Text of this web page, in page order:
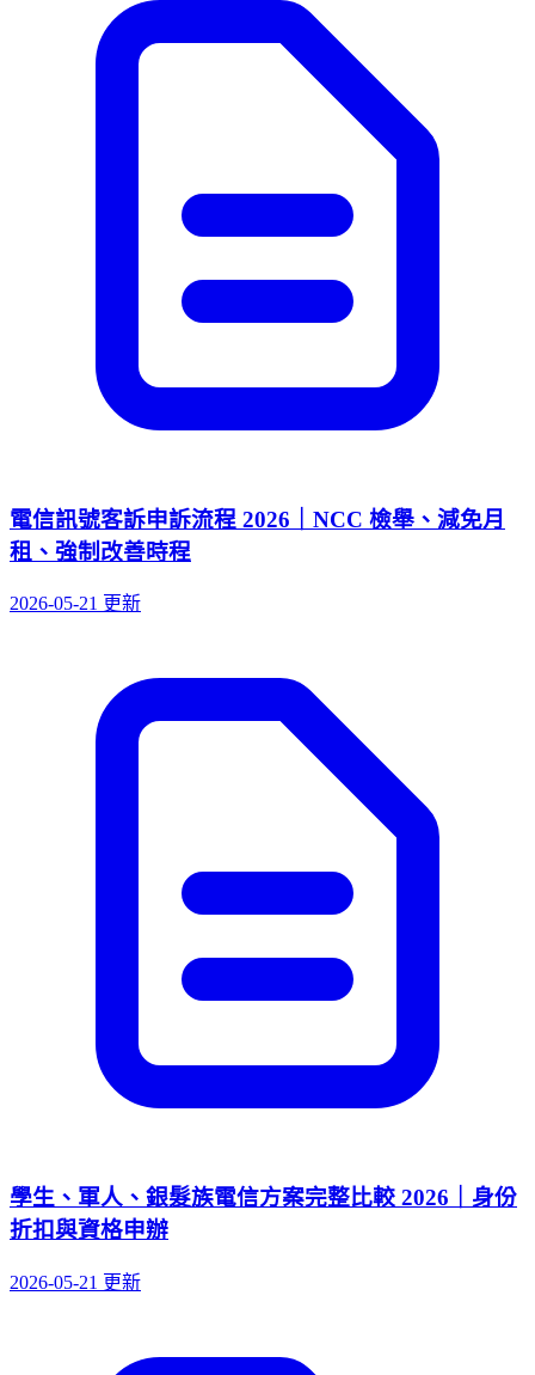
電信訊號客訴申訴流程 2026｜NCC 檢舉、減免月
租、強制改善時程
2026-05-21 更新
學生、軍人、銀髮族電信方案完整比較 2026｜身份
折扣與資格申辦
2026-05-21 更新